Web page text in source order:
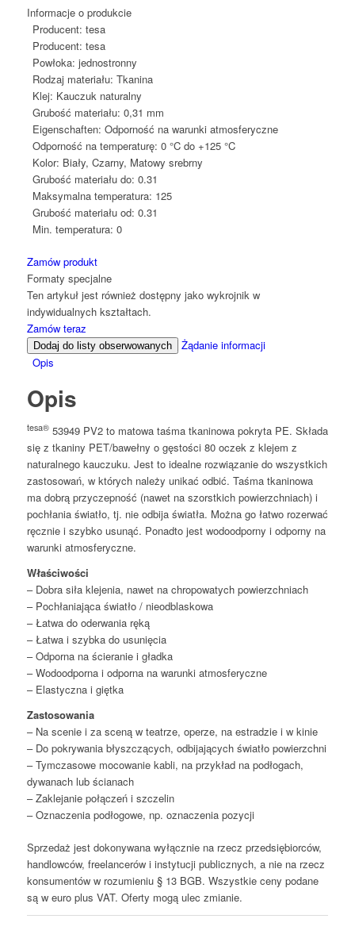
Informacje o produkcie
Producent: tesa
Producent: tesa
Powłoka: jednostronny
Rodzaj materiału: Tkanina
Klej: Kauczuk naturalny
Grubość materiału: 0,31 mm
Eigenschaften: Odporność na warunki atmosferyczne
Odporność na temperaturę: 0 °C do +125 °C
Kolor: Biały, Czarny, Matowy srebrny
Grubość materiału do: 0.31
Maksymalna temperatura: 125
Grubość materiału od: 0.31
Min. temperatura: 0
Zamów produkt
Formaty specjalne
Ten artykuł jest również dostępny jako wykrojnik w
indywidualnych kształtach.
Zamów teraz
Dodaj do listy obserwowanych
Żądanie informacji
Opis
Opis
tesa®53949 PV2 to matowa taśma tkaninowa pokryta PE. Składa
się z tkaniny PET/bawełny o gęstości 80 oczek z klejem z
naturalnego kauczuku. Jest to idealne rozwiązanie do wszystkich
zastosowań, w których należy unikać odbić. Taśma tkaninowa
ma dobrą przyczepność (nawet na szorstkich powierzchniach) i
pochłania światło, tj. nie odbija światła. Można go łatwo rozerwać
ręcznie i szybko usunąć. Ponadto jest wodoodporny i odporny na
warunki atmosferyczne.
Właściwości
– Dobra siła klejenia, nawet na chropowatych powierzchniach
– Pochłaniająca światło / nieodblaskowa
– Łatwa do oderwania ręką
– Łatwa i szybka do usunięcia
– Odporna na ścieranie i gładka
– Wodoodporna i odporna na warunki atmosferyczne
– Elastyczna i giętka
Zastosowania
– Na scenie i za sceną w teatrze, operze, na estradzie i w kinie
– Do pokrywania błyszczących, odbijających światło powierzchni
– Tymczasowe mocowanie kabli, na przykład na podłogach,
dywanach lub ścianach
– Zaklejanie połączeń i szczelin
– Oznaczenia podłogowe, np. oznaczenia pozycji
Sprzedaż jest dokonywana wyłącznie na rzecz przedsiębiorców,
handlowców, freelancerów i instytucji publicznych, a nie na rzecz
konsumentów w rozumieniu § 13 BGB. Wszystkie ceny podane
są w euro plus VAT. Oferty mogą ulec zmianie.